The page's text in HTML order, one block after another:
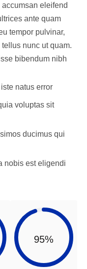
eleifend
ante quam
tempor pulvinar,
nunc ut quam.
bibendum nibh
natus error
voluptas sit
ducimus qui
nobis est eligendi
95%